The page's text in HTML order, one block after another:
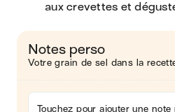
aux crevettes et
Notes perso
Votre grain de sel dans la
Touchez pour ajouter une note